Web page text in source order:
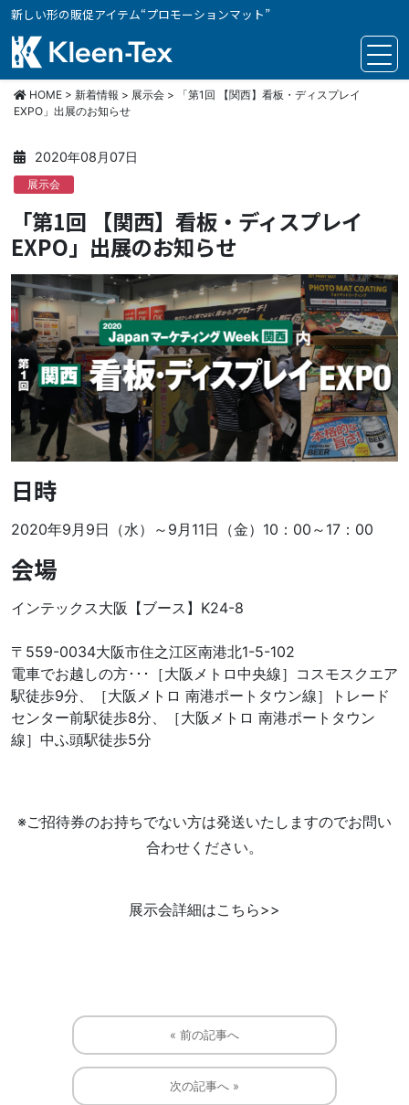
新しい形の販促アイテム“プロモーションマット”
クリーンテックス・ジャパ
HOME > 新着情報 > 展示会 >
「第1回 【関西】看板・ディスプレイ
EXPO」出展のお知らせ
2020年08月07日
展示会
「第1回 【関西】看板・ディスプレイ
EXPO」出展のお知らせ
日時
2020年9月9日（水）～9月11日（金）10：00～17：00
会場
インテックス大阪【ブース】K24-8
〒559-0034大阪市住之江区南港北1-5-102
電車でお越しの方･･･［大阪メトロ中央線］コスモスクエア
駅徒歩9分、［大阪メトロ 南港ポートタウン線］トレード
センター前駅徒歩8分、［大阪メトロ 南港ポートタウン
線］中ふ頭駅徒歩5分
※ご招待券のお持ちでない方は発送いたしますのでお問い
合わせください。
展示会詳細はこちら>>
« 前の記事へ
次の記事へ »